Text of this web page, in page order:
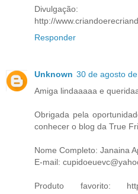
Divulgação:
http://
Responder
Unknown 30 de agosto
Amiga lindaaaaa e
Obrigada pela
conhecer o blog da True
Nome Completo: Janaina
E-mail:
Produto favorito: http://